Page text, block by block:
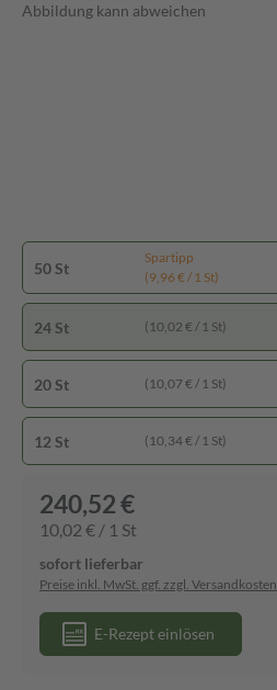
Abbildung kann abweichen
50 St
Spartipp
(9,96 € / 1 St)
24 St (10,02 € / 1 St)
20 St (10,07 € / 1 St)
12 St (10,34 € / 1 St)
240,52 €
10,02 € / 1 St
sofort lieferbar
Preise inkl. MwSt. ggf. zzgl. Versandkosten
E-Rezept einlösen